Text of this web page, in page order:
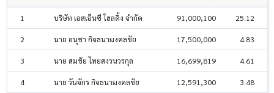
1 บริษัท เอสเอ็นซี โฮลดิ้ง จำกัด 91,000,100 25.12
2 นาย อนุชา กิจธนามงคลชัย 17,500,000 4.83
3 นาย สมชัย ไทยสงวนวรกุล 16,699,819 4.61
4 นาย วันจักร กิจธนามงคลชัย 12,591,300 3.48